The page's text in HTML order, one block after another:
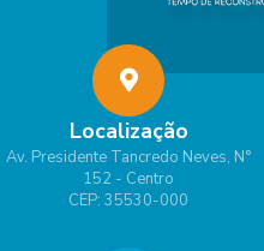
Localização
Av. Presidente Tancredo Neves, N°
152 - Centro
CEP: 35530-000